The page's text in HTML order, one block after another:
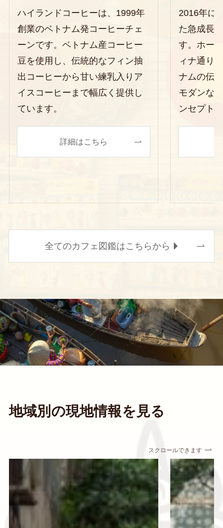
ハイランドコーヒーは、1999年
創業のベトナム発コーヒーチェ
ーンです。ベトナム産コーヒー
豆を使用し、伝統的なフィン抽
出コーヒーから甘い練乳入りア
イスコーヒーまで幅広く提供し
ています。
詳細はこちら
2016年に
た急成長
す。ホー
ィナ通り
ナムの伝
モダンな
ンセプト
全てのカフェ図鑑はこちらから
地域別の現地情報を見る
スクロールできます